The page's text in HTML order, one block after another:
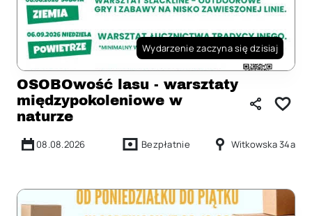
Wydarzenie zaczyna się dzisiaj
OSOBOwość lasu - warsztaty
międzypokoleniowe w
naturze
08.08.2026 Bezpłatnie Witkowska 34a